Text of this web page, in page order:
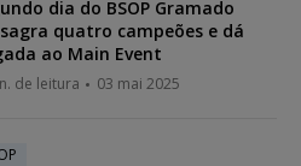
dia do BSOP Gramado
quatro campeões e dá
ao Main Event
de leitura 03 mai 2025